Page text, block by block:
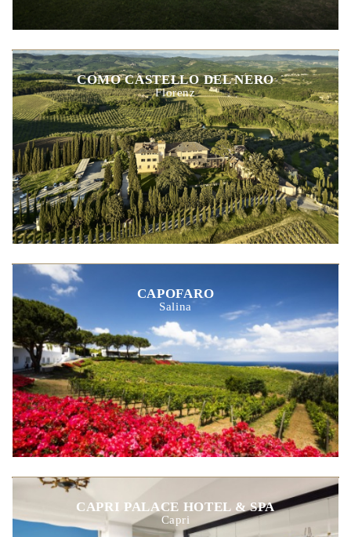
COMO CASTELLO DEL NERO
Florenz
CAPOFARO
Salina
CAPRI PALACE HOTEL & SPA
Capri